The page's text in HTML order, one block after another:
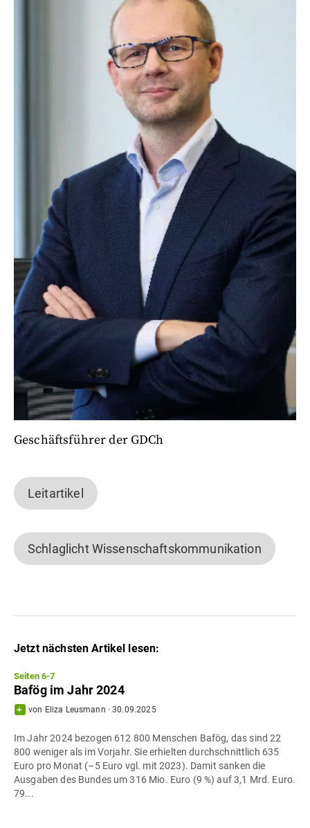
Geschäftsführer der GDCh
Leitartikel
Schlaglicht Wissenschaftskommunikation
Jetzt nächsten Artikel lesen:
Seiten 6-7
Bafög im Jahr 2024
von Eliza Leusmann ·30.09.2025
Im Jahr 2024 bezogen 612 800 Menschen Bafög, das sind 22
800 weniger als im Vorjahr. Sie erhielten durchschnittlich 635
Euro pro Monat (–5 Euro vgl. mit 2023). Damit sanken die
Ausgaben des Bundes um 316 Mio. Euro (9 %) auf 3,1 Mrd. Euro.
79...